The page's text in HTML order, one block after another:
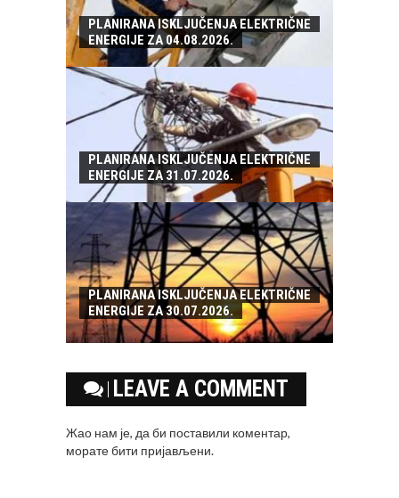
PLANIRANA ISKLJUČENJA ELEKTRIČNE
ENERGIJE ZA 04.08.2026.
PLANIRANA ISKLJUČENJA ELEKTRIČNE
ENERGIJE ZA 31.07.2026.
PLANIRANA ISKLJUČENJA ELEKTRIČNE
ENERGIJE ZA 30.07.2026.
LEAVE A COMMENT
Жао нам је, да би поставили коментар,
моратебити пријављени.